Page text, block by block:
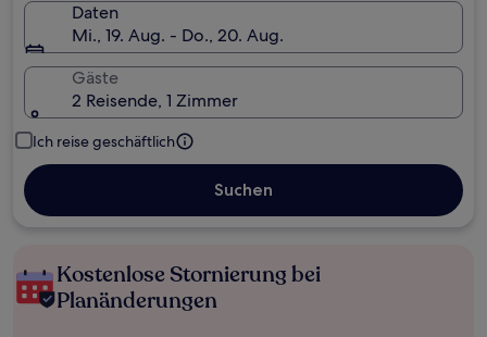
Daten
Mi., 19. Aug. - Do., 20. Aug.
Gäste
2 Reisende, 1 Zimmer
Ich reise geschäftlich
Suchen
Kostenlose Stornierung bei
Planänderungen